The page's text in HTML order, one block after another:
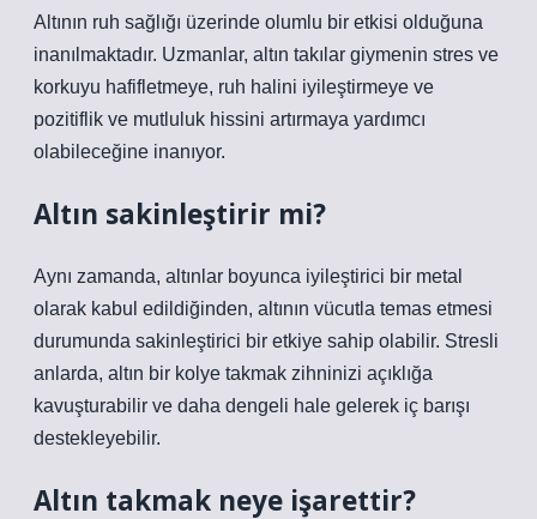
Altının ruh sağlığı üzerinde olumlu bir etkisi olduğuna
inanılmaktadır. Uzmanlar, altın takılar giymenin stres ve
korkuyu hafifletmeye, ruh halini iyileştirmeye ve
pozitiflik ve mutluluk hissini artırmaya yardımcı
olabileceğine inanıyor.
Altın sakinleştirir mi?
Aynı zamanda, altınlar boyunca iyileştirici bir metal
olarak kabul edildiğinden, altının vücutla temas etmesi
durumunda sakinleştirici bir etkiye sahip olabilir. Stresli
anlarda, altın bir kolye takmak zihninizi açıklığa
kavuşturabilir ve daha dengeli hale gelerek iç barışı
destekleyebilir.
Altın takmak neye işarettir?